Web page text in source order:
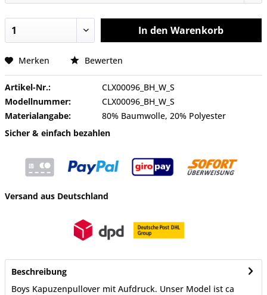
In den Warenkorb
Merken Bewerten
Artikel-Nr.:
CLX00096_BH_W_S
Modellnummer:
CLX00096_BH_W_S
Materialangabe:
80% Baumwolle, 20% Polyester
Sicher & einfach bezahlen
Versand aus Deutschland
Beschreibung
Boys Kapuzenpullover mit Aufdruck. Unser Model ist ca